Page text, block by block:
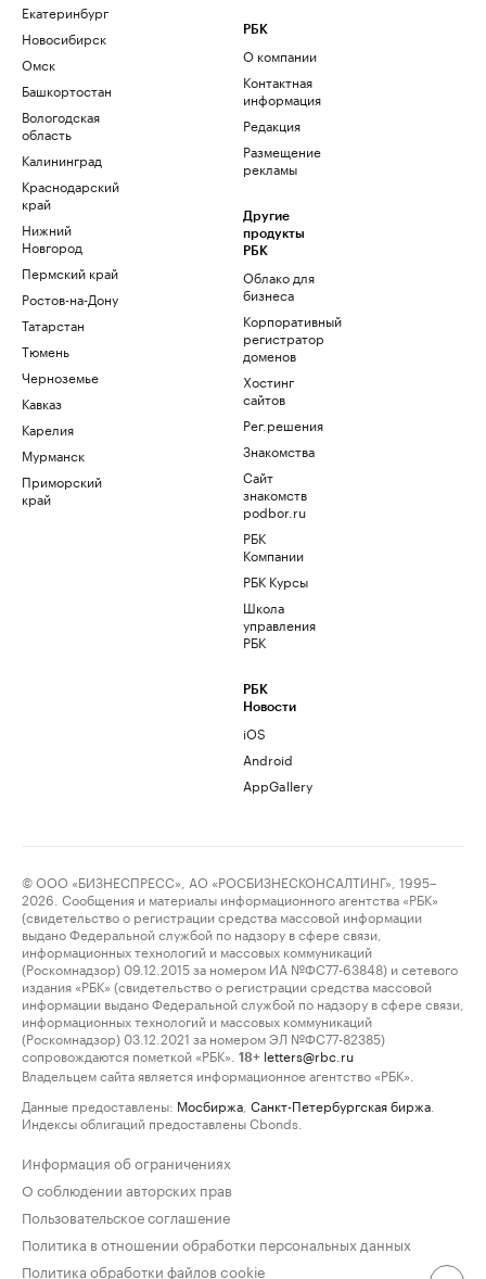
Екатеринбург
Новосибирск
Омск
Башкортостан
Вологодская
область
Калининград
Краснодарский
край
Нижний
Новгород
Пермский край
Ростов-на-Дону
Татарстан
Тюмень
Черноземье
Кавказ
Карелия
Мурманск
Приморский
край
РБК
О компании
Контактная
информация
Редакция
Размещение
рекламы
Другие
продукты
РБК
Облако для
бизнеса
Корпоративный
регистратор
доменов
Хостинг
сайтов
Рег.решения
Знакомства
Сайт
знакомств
podbor.ru
РБК
Компании
РБК Курсы
Школа
управления
РБК
РБК
Новости
iOS
Android
AppGallery
© ООО «БИЗНЕСПРЕСС», АО «РОСБИЗНЕСКОНСАЛТИНГ», 1995–
2026. Сообщения и материалы информационного агентства «РБК»
(свидетельство о регистрации средства массовой информации
выдано Федеральной службой по надзору в сфере связи,
информационных технологий и массовых коммуникаций
(Роскомнадзор) 09.12.2015 за номером ИА №ФС77-63848) и сетевого
издания «РБК» (свидетельство о регистрации средства массовой
информации выдано Федеральной службой по надзору в сфере связи,
информационных технологий и массовых коммуникаций
(Роскомнадзор) 03.12.2021 за номером ЭЛ №ФС77-82385)
сопровождаются пометкой «РБК».
18+ letters@rbc.ru
Владельцем сайта является информационное агентство «РБК».
Данные предоставлены: Мосбиржа Санкт-Петербургская биржа
Индексы облигаций предоставлены Cbonds.
Информация об ограничениях
О соблюдении авторских прав
Пользовательское соглашение
Политика в отношении обработки персональных данных
Политика обработки файлов cookie